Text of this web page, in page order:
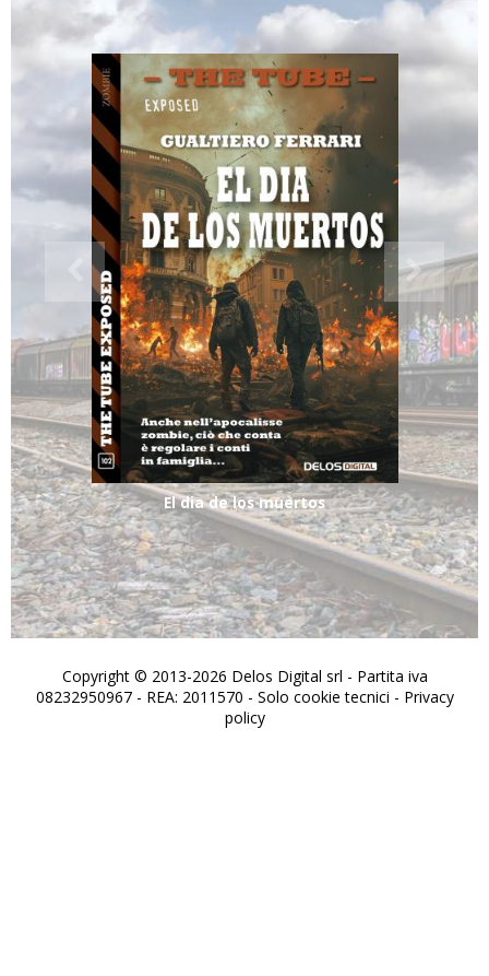
El dia de los muertos
Copyright © 2013-2026 Delos Digital srl - Partita iva
08232950967 - REA: 2011570 - Solo cookie tecnici - Privacy
policy